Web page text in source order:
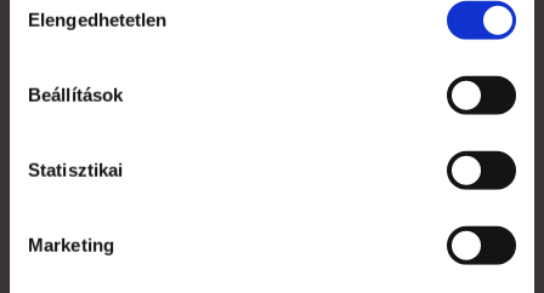
kiválasztása
Elengedhetetlen
Beállítások
Statisztikai
Marketing